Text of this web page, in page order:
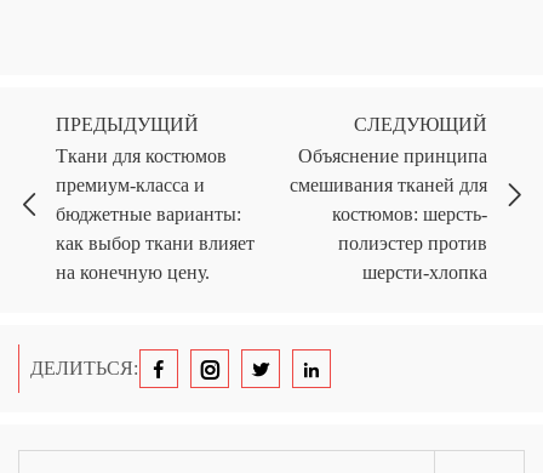
ПРЕДЫДУЩИЙ
Ткани для костюмов
премиум-класса и
бюджетные варианты:
как выбор ткани влияет
на конечную цену.
СЛЕДУЮЩИЙ
Объяснение принципа
смешивания тканей для
костюмов: шерсть-
полиэстер против
шерсти-хлопка
ДЕЛИТЬСЯ: